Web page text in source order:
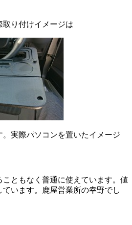
取り付けイメージは
実際パソコンを置いたイメージ
ともなく普通に使えています。値
います。鹿屋営業所の幸野でし